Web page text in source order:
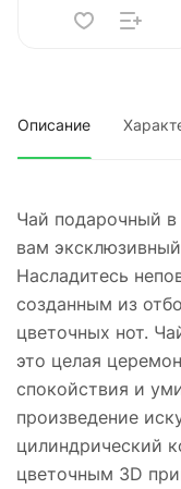
Описание
Чай подарочный
вам
Насладитесь
созданным из
цветочных нот.
это целая
спокойствия и
произведение
цилиндрический
цветочным 3D